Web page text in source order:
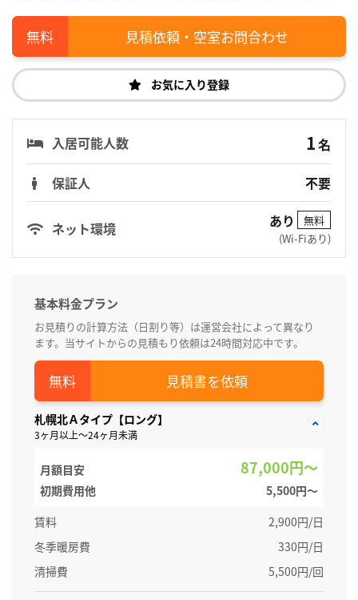
見積依頼・空室お問合わせ
お気に入り登録
入居可能人数 1名
保証人
不要
ネット環境 あり
無料
(Wi-Fiあり)
基本料金プラン
お見積りの計算方法（日割り等）は運営会社によって異なり
ます。当サイトからの見積もり依頼は24時間対応中です。
見積書を依頼
札幌北Ａタイプ【ロング】
3ヶ月以上～24ヶ月未満
月額目安 87,000円～
初期費用他
5,500円〜
賃料
2,900円/日
冬季暖房費
330円/日
清掃費
5,500円/回